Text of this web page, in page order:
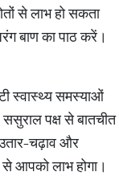
से लाभ हो सकता
बाण का पाठ करें।
स्वास्थ्य समस्याओं
पक्ष से बातचीत
चढ़ाव और
आपको लाभ होगा।